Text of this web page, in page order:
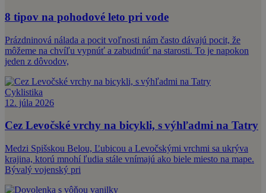
8 tipov na pohodové leto pri vode
Prázdninová nálada a pocit voľnosti nám často dávajú pocit, že
môžeme na chvíľu vypnúť a zabudnúť na starosti. To je napokon
jeden z dôvodov,
Cyklistika
12. júla 2026
Cez Levočské vrchy na bicykli, s výhľadmi na Tatry
Medzi Spišskou Belou, Ľubicou a Levočskými vrchmi sa ukrýva
krajina, ktorú mnohí ľudia stále vnímajú ako biele miesto na mape.
Bývalý vojenský pri